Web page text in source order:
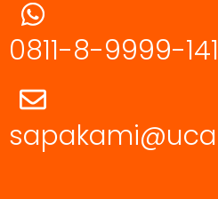
0811-8-9999-141